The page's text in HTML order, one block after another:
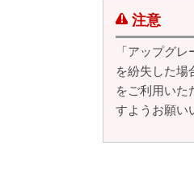
注意
「アップグ
を紛失した場
をご利用いた
すようお願い